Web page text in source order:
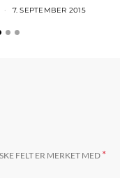
7. SEPTEMBER 2015
FELT ER MERKET MED *